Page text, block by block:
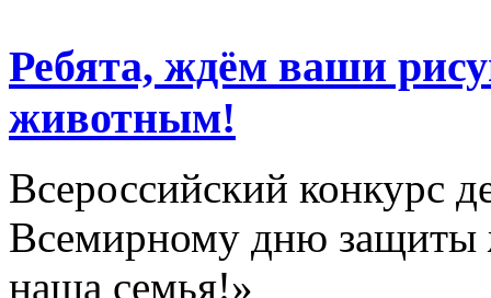
Ребята, ждём ваши
животным!
Всероссийский конкурс
Всемирному дню
наша семья!»